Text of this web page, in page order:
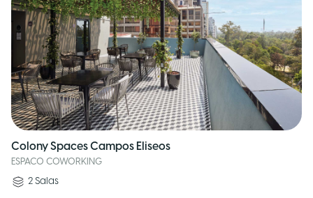
Colony Spaces Campos Eliseos
ESPACO COWORKING
2 Salas